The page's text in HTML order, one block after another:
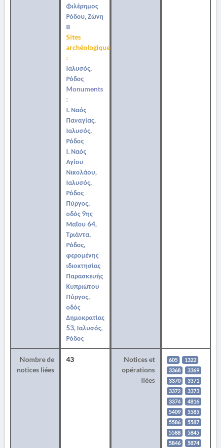
Φιλέρημος
Ρόδου, Ζώνη
Β
Sites
archéologiques
:
Ιαλυσός,
Ρόδος
Monuments
:
Ι. Ναός
Παναγίας,
Ιαλυσός,
Ρόδος
Ι. Ναός
Αγίου
Νικολάου,
Ιαλυσός,
Ρόδος
Πύργος,
οδός 9ης
Μαΐου 64,
Τριάντα,
Ρόδος,
φερομένης
ιδιοκτησίας
Παρασκευής
Κυπριώτου
Πύργος,
οδός
Δημοκρατίας
53, Ιαλυσός,
Ρόδος
Nombre de
notices liées
43
Notices et
opérations
liées
605
1322
3368
3369
3370
3371
3372
3373
3374
4816
5409
5585
5586
5587
5588
5845
5846
5874